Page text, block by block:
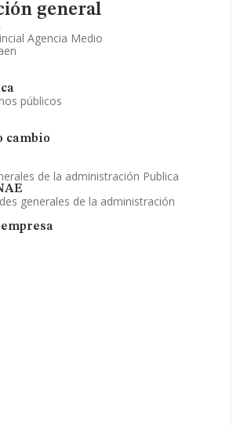
general
Agencia Medio
públicos
cambio
de la administración Publica
generales de la administración
prensa publicados sobre la empresa.
oficial y registral complementaria.